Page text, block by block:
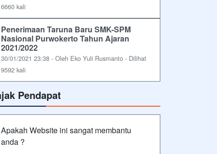
6660 kali
Penerimaan Taruna Baru SMK-SPM
Nasional Purwokerto Tahun Ajaran
2021/2022
30/01/2021 23:38 - Oleh Eko Yuli Rusmanto - Dilihat
9592 kali
Pendapat
Apakah Website ini sangat membantu
anda ?